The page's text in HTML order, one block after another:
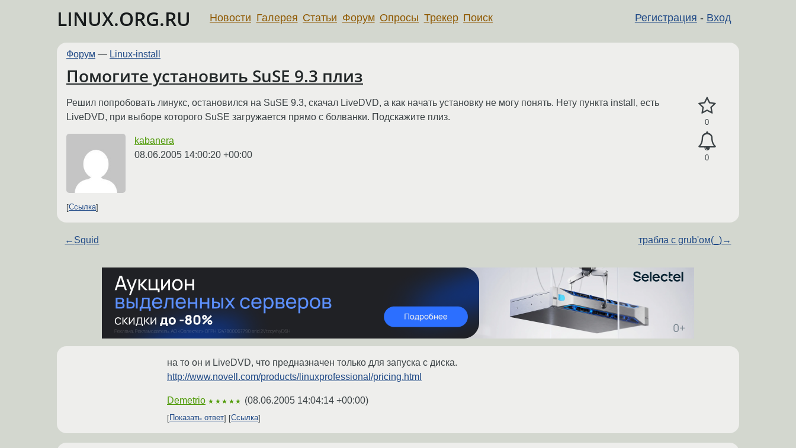
LINUX.ORG.RU Регистрация - Вход
Новости Галерея Статьи Форум Опросы Трекер Поиск
Форум — Linux-install
Помогите установить SuSE 9.3 плиз
0
0
Решил попробовать линукс, остановился на SuSE 9.3, скачал LiveDVD, а как начать установку не могу понять. Нету пункта install, есть
LiveDVD, при выборе которого SuSE загружается прямо с болванки. Подскажите плиз.
kabanera
08.06.2005 14:00:20 +00:00
Ссылка
← Squid трабла с grub'ом(_)→
на то он и LiveDVD, что предназначен только для запуска с диска.
http://www.novell.com/products/linuxprofessional/pricing.html
Demetrio ★★★★★ (08.06.2005 14:04:14 +00:00)
Показать ответ Ссылка